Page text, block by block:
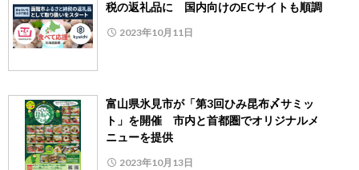
税の返礼品に 国内向けのECサイトも順調
2023年10月11日
富山県氷見市が「第3回ひみ昆布〆サミッ
ト」を開催 市内と首都圏でオリジナルメ
ニューを提供
2023年10月13日